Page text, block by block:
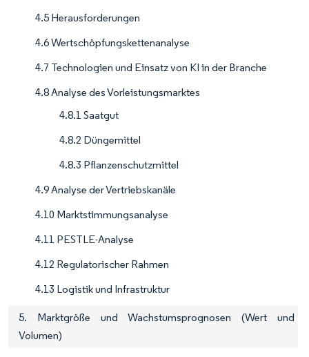
4.5 Herausforderungen
4.6 Wertschöpfungskettenanalyse
4.7 Technologien und Einsatz von KI in der Branche
4.8 Analyse des Vorleistungsmarktes
4.8.1 Saatgut
4.8.2 Düngemittel
4.8.3 Pflanzenschutzmittel
4.9 Analyse der Vertriebskanäle
4.10 Marktstimmungsanalyse
4.11 PESTLE-Analyse
4.12 Regulatorischer Rahmen
4.13 Logistik und Infrastruktur
5. Marktgröße und Wachstumsprognosen (Wert und
Volumen)